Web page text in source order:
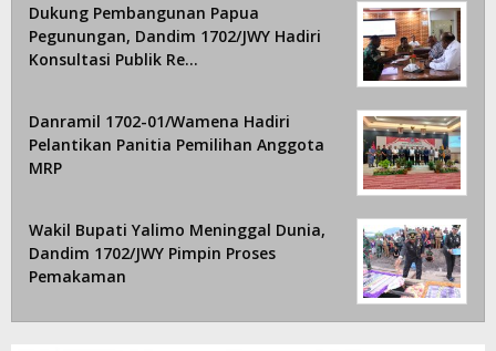
Dukung Pembangunan Papua
Pegunungan, Dandim 1702/JWY Hadiri
Konsultasi Publik Re…
Danramil 1702-01/Wamena Hadiri
Pelantikan Panitia Pemilihan Anggota
MRP
Wakil Bupati Yalimo Meninggal Dunia,
Dandim 1702/JWY Pimpin Proses
Pemakaman